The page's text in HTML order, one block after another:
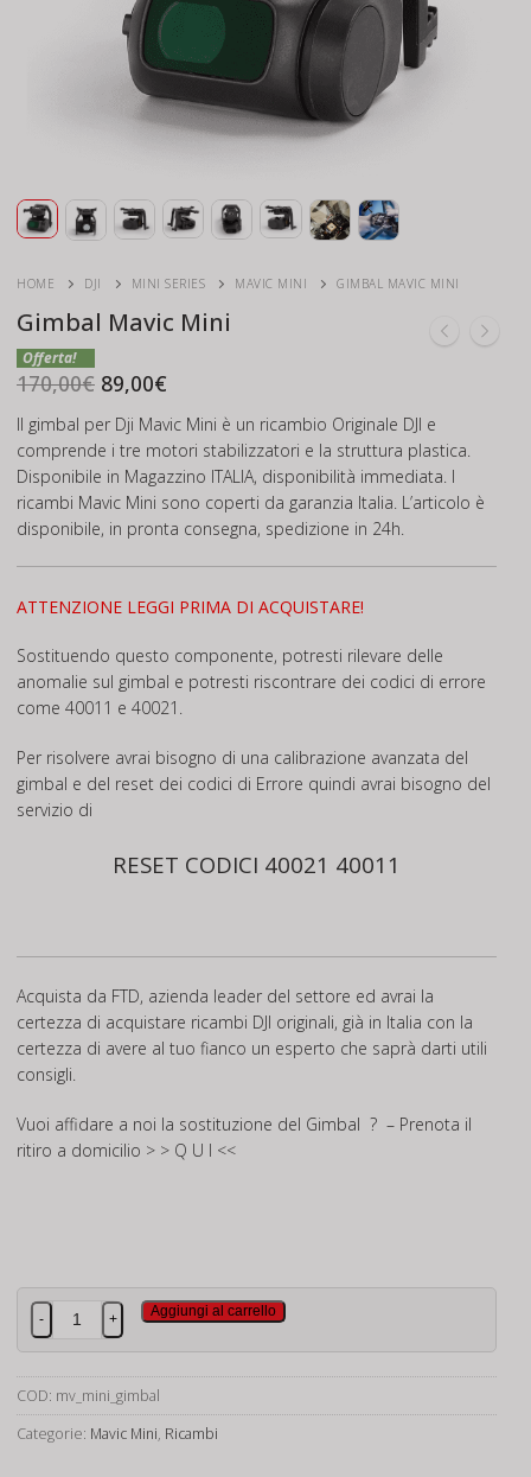
HOME DJI MINI SERIES MAVIC MINI GIMBAL MAVIC MINI
Gimbal Mavic Mini
170,00€ prezzo
originale
era:
170,00€.
89,00€
è:
89,00€.
Il gimbal per Dji Mavic Mini è un ricambio Originale DJI e
comprende i tre motori stabilizzatori e la struttura plastica.
Disponibile in Magazzino ITALIA, disponibilità immediata. I
ricambi Mavic Mini sono coperti da garanzia Italia. L’articolo è
disponibile, in pronta consegna, spedizione in 24h.
ATTENZIONE LEGGI PRIMA DI ACQUISTARE!
Sostituendo questo componente, potresti rilevare delle
anomalie sul gimbal e potresti riscontrare dei codici di errore
come 40011 e 40021.
Per risolvere avrai bisogno di una calibrazione avanzata del
gimbal e del reset dei codici di Errore quindi avrai bisogno del
servizio di
RESET CODICI 40021 40011
Acquista da FTD, azienda leader del settore ed avrai la
certezza di acquistare ricambi DJI originali, già in Italia con la
certezza di avere al tuo fianco un esperto che saprà darti utili
consigli.
Vuoi affidare a noi la sostituzione del Gimbal ? – Prenota il
ritiro a domicilio > > Q U I <<
Gimbal
Mavic
quantità
- +
Aggiungi al carrello
COD: mv_mini_gimbal
Categorie: Mavic Mini, Ricambi